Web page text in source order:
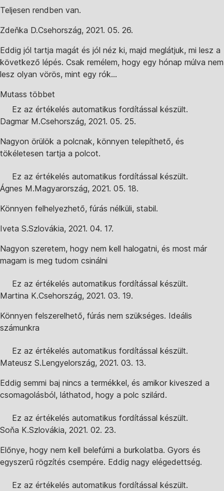
Teljesen rendben van.
Zdeňka D.Csehország, 2021. 05. 26.
Eddig jól tartja magát és jól néz ki, majd meglátjuk, mi lesz a
következő lépés. Csak remélem, hogy egy hónap múlva nem
lesz olyan vörös, mint egy rók...
Mutass többet
Ez az értékelés automatikus fordítással készült.
Dagmar M.Csehország, 2021. 05. 25.
Nagyon örülök a polcnak, könnyen telepíthető, és
tökéletesen tartja a polcot.
Ez az értékelés automatikus fordítással készült.
Ágnes M.Magyarország, 2021. 05. 18.
Könnyen felhelyezhető, fúrás nélküli, stabil.
Iveta S.Szlovákia, 2021. 04. 17.
Nagyon szeretem, hogy nem kell halogatni, és most már
magam is meg tudom csinálni
Ez az értékelés automatikus fordítással készült.
Martina K.Csehország, 2021. 03. 19.
Könnyen felszerelhető, fúrás nem szükséges. Ideális
számunkra
Ez az értékelés automatikus fordítással készült.
Mateusz S.Lengyelország, 2021. 03. 13.
Eddig semmi baj nincs a termékkel, és amikor kiveszed a
csomagolásból, láthatod, hogy a polc szilárd.
Ez az értékelés automatikus fordítással készült.
Soňa K.Szlovákia, 2021. 02. 23.
Előnye, hogy nem kell belefúrni a burkolatba. Gyors és
egyszerű rögzítés csempére. Eddig nagy elégedettség.
Ez az értékelés automatikus fordítással készült.